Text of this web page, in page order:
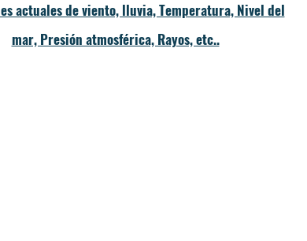
actuales de viento, lluvia, Temperatura, Nivel del
mar, Presión atmosférica, Rayos, etc..